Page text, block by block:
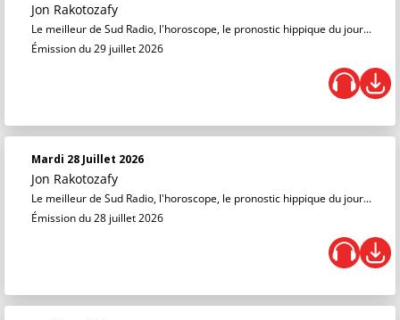
Jon Rakotozafy
Le meilleur de Sud Radio, l'horoscope, le pronostic hippique du jour...
Émission du 29 juillet 2026
Mardi 28 Juillet 2026
Jon Rakotozafy
Le meilleur de Sud Radio, l'horoscope, le pronostic hippique du jour...
Émission du 28 juillet 2026